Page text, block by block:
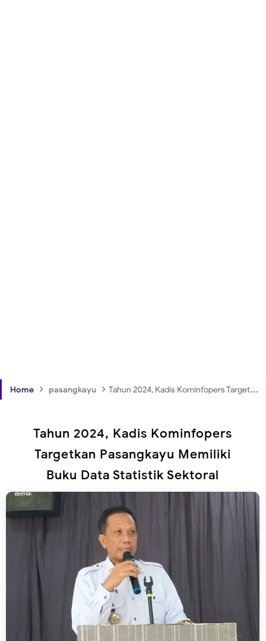
Home › pasangkayu › Tahun 2024, Kadis Kominfopers Targetkan Pasangkayu Memiliki Buku Data Statistik Sektoral
Tahun 2024, Kadis Kominfopers
Targetkan Pasangkayu Memiliki
Buku Data Statistik Sektoral